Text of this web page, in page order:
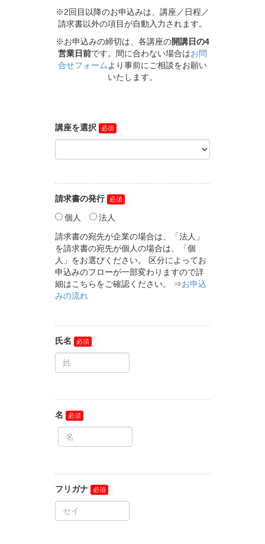
※2回目以降のお申込みは、講座／日程／
請求書以外の項目が自動入力されます。
※お申込みの締切は、各講座の開講日の4
営業日前です。間に合わない場合はお問
合せフォーム より事前にご相談をお願い
いたします。
講座を選択
請求書の発行
個人
法人
請求書の宛先が企業の場合は、「法人」
を請求書の宛先が個人の場合は、「個
人」をお選びください。 区分によってお
申込みのフローが一部変わりますので詳
細はこちらをご確認ください。 ⇒お申込
みの流れ
氏名
名
フリガナ